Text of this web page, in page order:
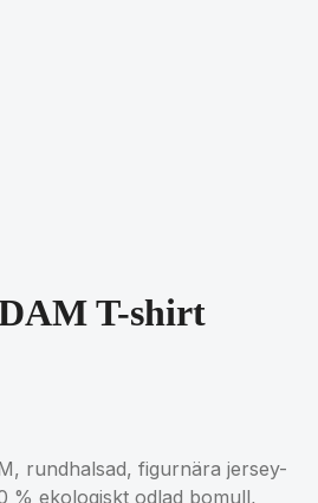
T-shirt
rundhalsad, figurnära jersey-
% ekologiskt odlad bomull,